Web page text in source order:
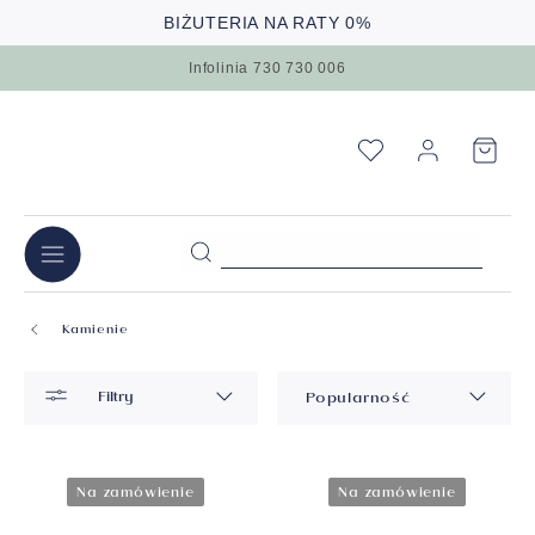
BIŻUTERIA NA RATY 0%
Infolinia 730 730 006
Kamienie
Filtry Popularność
Na zamówienie Na zamówienie